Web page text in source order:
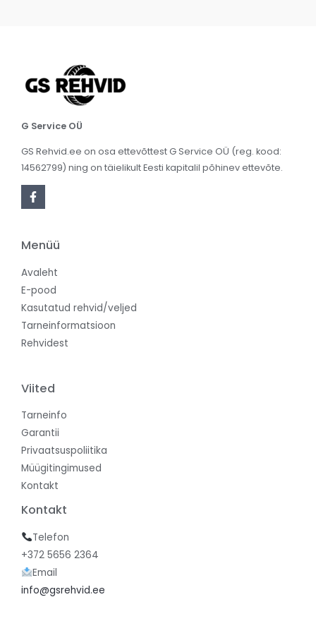
G Service OÜ
GS Rehvid.ee on osa ettevõttest G Service OÜ (reg. kood:
14562799) ning on täielikult Eesti kapitalil põhinev ettevõte.
Menüü
Avaleht
E-pood
Kasutatud rehvid/veljed
Tarneinformatsioon
Rehvidest
Viited
Tarneinfo
Garantii
Privaatsuspoliitika
Müügitingimused
Kontakt
Kontakt
Telefon
+372 5656 2364
Email
info@gsrehvid.ee